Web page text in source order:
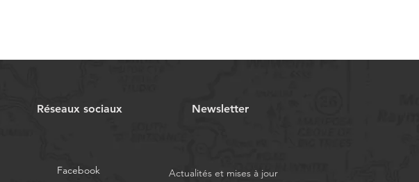
Réseaux sociaux Newsletter
Facebook
Actualités et mises à jour